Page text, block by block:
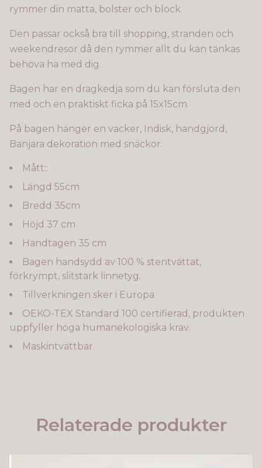
rymmer din matta, bolster och block.
Den passar också bra till shopping, stranden och
weekendresor då den rymmer allt du kan tänkas
behöva ha med dig.
Bagen har en dragkedja som du kan försluta den
med och en praktiskt ficka på 15x15cm.
På bagen hänger en vacker, Indisk, handgjord,
Banjara dekoration med snäckor.
Mått::
Längd 55cm
Bredd 35cm
Höjd 37 cm
Handtagen 35 cm
Bagen handsydd av 100 % stentvättat,
förkrympt, slitstark linnetyg.
Tillverkningen sker i Europa
OEKO-TEX Standard 100 certifierad, produkten
uppfyller höga humanekologiska krav.
Maskintvättbar
Relaterade produkter